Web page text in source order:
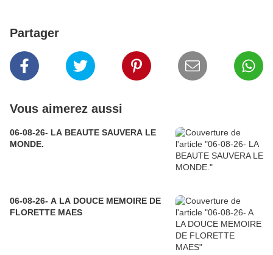
Partager
Vous aimerez aussi
06-08-26- LA BEAUTE SAUVERA LE
MONDE.
06-08-26- A LA DOUCE MEMOIRE DE
FLORETTE MAES